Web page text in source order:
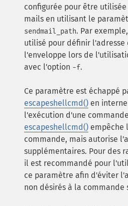
configurée pour être
mails en utilisant le
sendmail_path. Par
utilisé pour définir
l'enveloppe lors de
avec l'option -f.
Ce paramètre est échappé
escapeshellcmd() en
l'exécution d'une
escapeshellcmd() empêche
commande, mais autorise
supplémentaires. Pour des
il est recommandé pour
ce paramètre afin d'éviter
non désirés à la commande